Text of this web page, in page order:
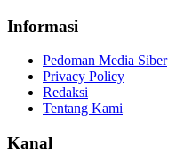
Informasi
Pedoman Media Siber
Privacy Policy
Redaksi
Tentang Kami
Kanal